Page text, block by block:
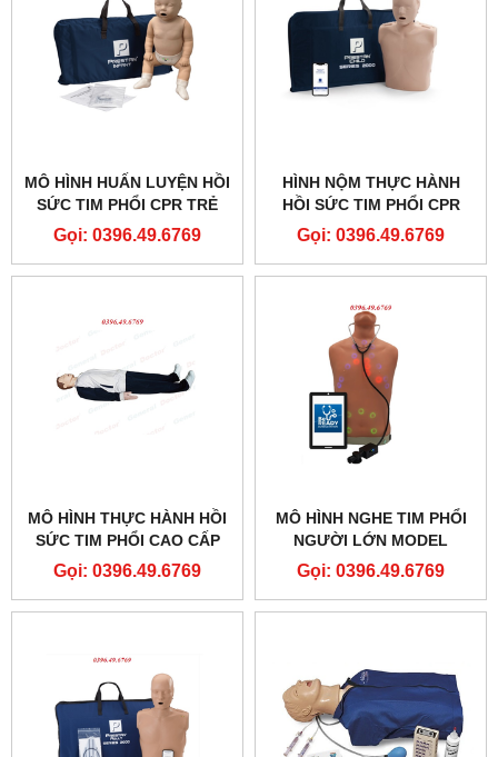
MÔ HÌNH HUẤN LUYỆN HỒI
SỨC TIM PHỔI CPR TRẺ
SƠ SINH CÓ ĐÈN BÁO
PRESTAN PROFESSIONAL
Gọi: 0396.49.6769
HÌNH NỘM THỰC HÀNH
HỒI SỨC TIM PHỔI CPR
TRẺ EM CPR CÓ PHẢN HỒI
ĐIỆN TỬ PP-CM-2000-1-MS
Gọi: 0396.49.6769
MÔ HÌNH THỰC HÀNH HỒI
SỨC TIM PHỔI CAO CẤP
CÓ TƯƠNG TÁC DI ĐỘNG
MODEL GD-HL/CPR2488
Gọi: 0396.49.6769
MÔ HÌNH NGHE TIM PHỔI
NGƯỜI LỚN MODEL
LF01290
Gọi: 0396.49.6769